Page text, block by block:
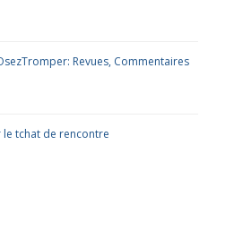
Revues, Commentaires
tchat de rencontre